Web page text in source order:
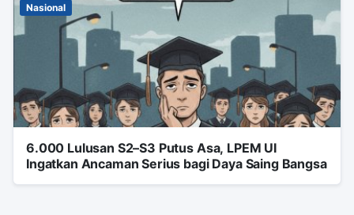
Nasional
6.000 Lulusan S2–S3 Putus Asa, LPEM UI
Ingatkan Ancaman Serius bagi Daya Saing Bangsa